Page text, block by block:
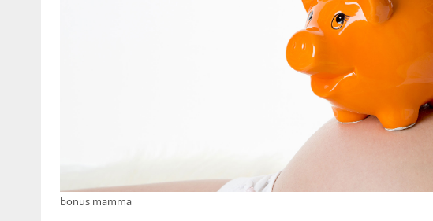
bonus mamma